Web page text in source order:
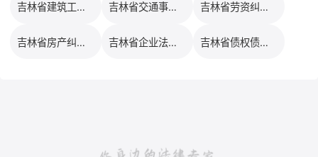
吉林省建筑工程律师服务之星排行榜 吉林省交通事故律师服务之星排行榜 吉林省劳资纠纷律师服务之星排行榜
吉林省房产纠纷律师服务之星排行榜 吉林省企业法务律师服务之星排行榜 吉林省债权债务律师服务之星排行榜